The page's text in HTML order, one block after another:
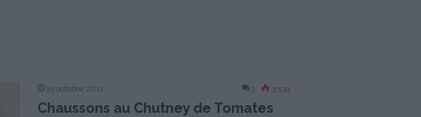
15 octobre 2011 1 3 534
Chaussons au Chutney de Tomates